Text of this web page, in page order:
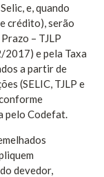
e, quando
crédito), serão
– TJLP
e pela Taxa
a partir de
(SELIC, TJLP e
pelo Codefat.
devedor,